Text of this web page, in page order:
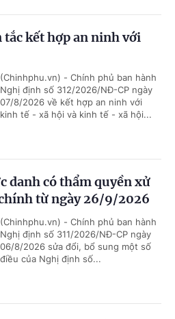
tắc kết hợp an ninh với
(Chinhphu.vn) - Chính phủ ban hành
Nghị định số 312/2026/NĐ-CP ngày
07/8/2026 về kết hợp an ninh với
kinh tế - xã hội và kinh tế - xã hội...
danh có thẩm quyền xử
từ ngày 26/9/2026
(Chinhphu.vn) - Chính phủ ban hành
Nghị định số 311/2026/NĐ-CP ngày
06/8/2026 sửa đổi, bổ sung một số
điều của Nghị định số...